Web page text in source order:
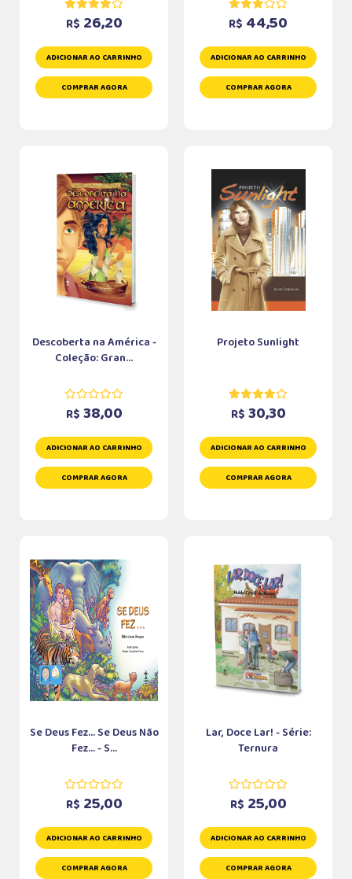
R$ 26,20
ADICIONAR AO CARRINHO
COMPRAR AGORA
R$ 44,50
ADICIONAR AO CARRINHO
COMPRAR AGORA
Descoberta na América -
Coleção: Gran...
R$ 38,00
ADICIONAR AO CARRINHO
COMPRAR AGORA
Projeto Sunlight
R$ 30,30
ADICIONAR AO CARRINHO
COMPRAR AGORA
Se Deus Fez... Se Deus Não
Fez... - S...
R$ 25,00
ADICIONAR AO CARRINHO
COMPRAR AGORA
Lar, Doce Lar! - Série:
Ternura
R$ 25,00
ADICIONAR AO CARRINHO
COMPRAR AGORA